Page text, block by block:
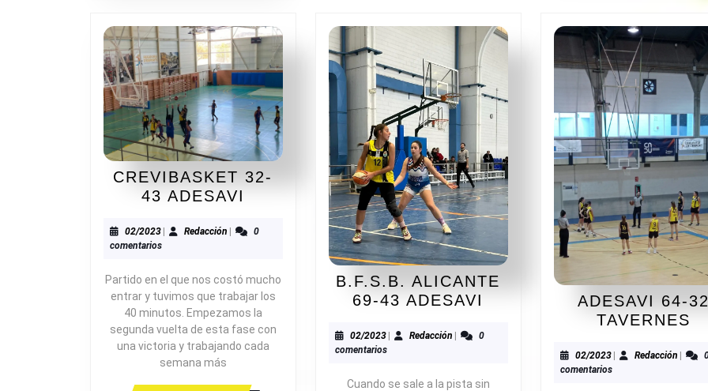
CREVIBASKET 32-
43 ADESAVI
CREVIBASKET
43
02/202302/2023
| Redacción Redacción
|
0
comentarios
Partido en el que nos costó mucho
entrar y tuvimos que trabajar los
40 minutos. Empezamos la
segunda vuelta de esta fase con
una victoria y trabajando cada
semana más
B.F.S.B. ALICANTE
69-43 ADESAVI
69-
ADESAVI
02/202302/2023Redacción Redacción
0
comentarios
Cuando se sale a la pista sin
ADESAVI 64-32
TAVERNES
02/202302/2023
| Redacción |
comentarios